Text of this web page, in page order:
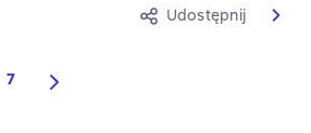
Udostępnij
7